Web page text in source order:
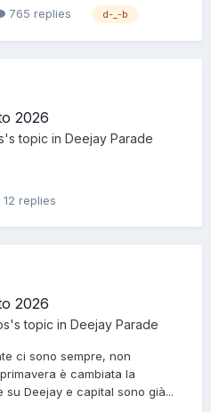
765 replies d-_-b
2026
's topic in Deejay Parade
12 replies
2026
's topic in Deejay Parade
ci sono sempre, non
è cambiata la
Deejay e capital sono già...